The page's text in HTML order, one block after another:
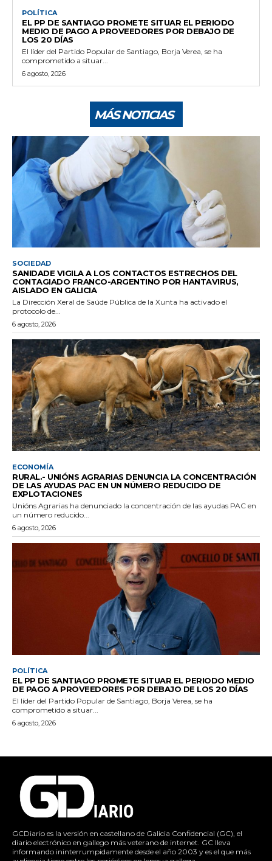
POLÍTICA
EL PP DE SANTIAGO PROMETE SITUAR EL PERIODO
MEDIO DE PAGO A PROVEEDORES POR DEBAJO DE
LOS 20 DÍAS
El líder del Partido Popular de Santiago, Borja Verea, se ha
comprometido a situar...
6 agosto, 2026
MÁS NOTICIAS
SOCIEDAD
SANIDADE VIGILA A LOS CONTACTOS ESTRECHOS DEL
CONTAGIADO FRANCO-ARGENTINO POR HANTAVIRUS,
AISLADO EN GALICIA
La Dirección Xeral de Saúde Pública de la Xunta ha activado el
protocolo de...
6 agosto, 2026
ECONOMÍA
RURAL.- UNIÓNS AGRARIAS DENUNCIA LA CONCENTRACIÓN
DE LAS AYUDAS PAC EN UN NÚMERO REDUCIDO DE
EXPLOTACIONES
Unións Agrarias ha denunciado la concentración de las ayudas PAC en
un número reducido...
6 agosto, 2026
POLÍTICA
EL PP DE SANTIAGO PROMETE SITUAR EL PERIODO MEDIO
DE PAGO A PROVEEDORES POR DEBAJO DE LOS 20 DÍAS
El líder del Partido Popular de Santiago, Borja Verea, se ha
comprometido a situar...
6 agosto, 2026
GCDiario es la versión en castellano de Galicia Confidencial (GC), el
diario electrónico en gallego más veterano de internet. GC lleva
informando ininterrumpidamente desde el año 2003 y es el que más